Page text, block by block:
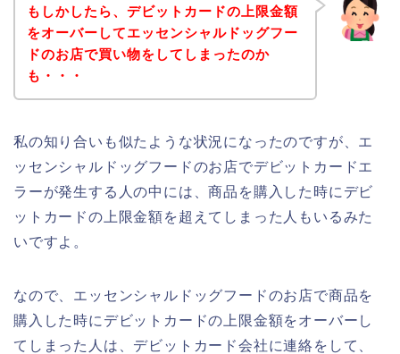
もしかしたら、デビットカードの上限金額
をオーバーしてエッセンシャルドッグフー
ドのお店で買い物をしてしまったのか
も・・・
私の知り合いも似たような状況になったのですが、エ
ッセンシャルドッグフードのお店でデビットカードエ
ラーが発生する人の中には、商品を購入した時にデビ
ットカードの上限金額を超えてしまった人もいるみた
いですよ。
なので、エッセンシャルドッグフードのお店で商品を
購入した時にデビットカードの上限金額をオーバーし
てしまった人は、デビットカード会社に連絡をして、